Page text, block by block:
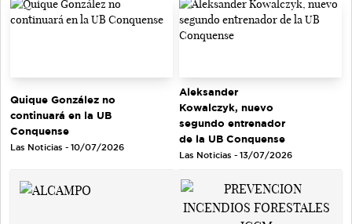
Quique González no
continuará en la UB
Conquense
Las Noticias - 10/07/2026
Aleksander
Kowalczyk, nuevo
segundo entrenador
de la UB Conquense
Las Noticias - 13/07/2026